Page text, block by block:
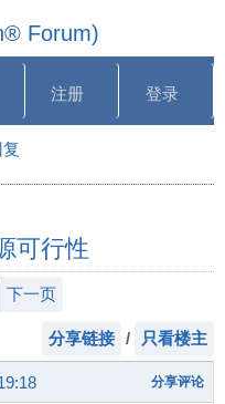
Forum)
注册 登录
可行性
下一页
分享链接 / 只看楼主
分享评论